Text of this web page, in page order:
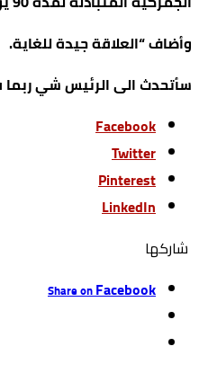
وأضاف “العلاقة جيدة للغاية.
سأتحدث الى الرئيس شي ربما
Facebook
Twitter
Pinterest
LinkedIn
‫‫ شاركها‬
Share onFacebook